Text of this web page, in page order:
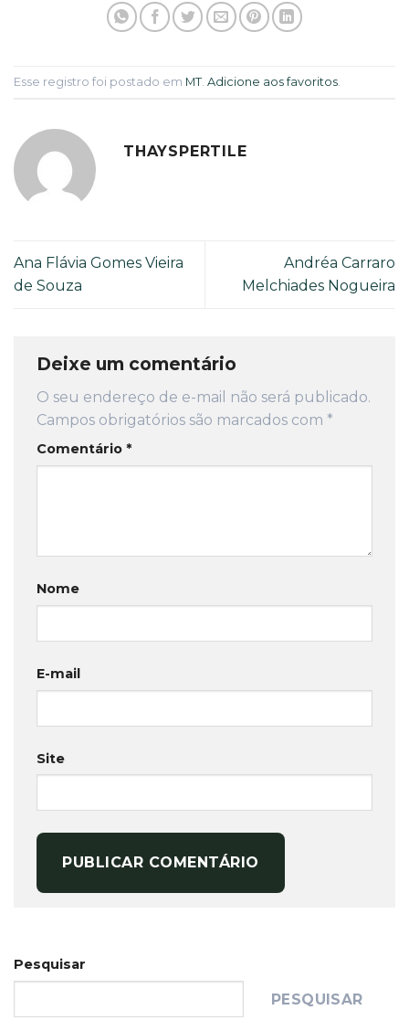
Esse registro foi postado em MT. Adicione aos favoritos
THAYSPERTILE
Ana Flávia Gomes Vieira
de Souza
Andréa Carraro
Melchiades Nogueira
Deixe um comentário
O seu endereço de e-mail não será publicado.
Campos obrigatórios são marcados com *
Comentário *
Nome
E-mail
Site
Pesquisar
PESQUISAR